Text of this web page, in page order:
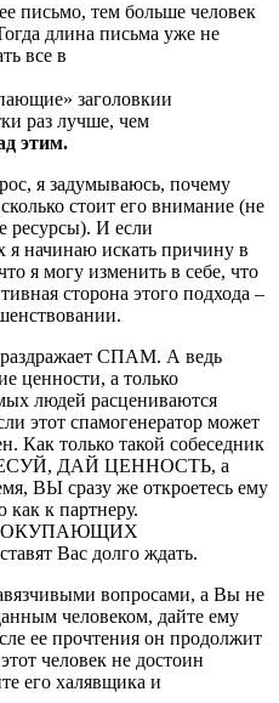
письмо, тем больше человек
длина письма уже не
все в
заголовкии
раз лучше, чем
этим.
я задумываюсь, почему
стоит его внимание (не
ресурсы). И если
я начинаю искать причину в
я могу изменить в себе, что
сторона этого подхода –
раздражает СПАМ. А ведь
ценности, а только
людей расцениваются
этот спамогенератор может
Как только такой собеседник
ДАЙ ЦЕННОСТЬ, а
ВЫ сразу же откроетесь ему
как к партнеру.
ПОКУПАЮЩИХ
Вас долго ждать.
вопросами, а Вы не
человеком, дайте ему
ее прочтения он продолжит
человек не достоин
его халявщика и